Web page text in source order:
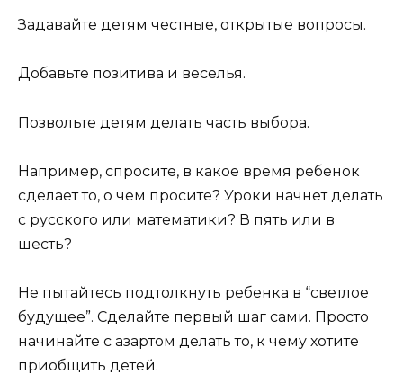
Задавайте детям честные, открытые вопросы.
Добавьте позитива и веселья.
Позвольте детям делать часть выбора.
Например, спросите, в какое время ребенок
сделает то, о чем просите? Уроки начнет делать
с русского или математики? В пять или в
шесть?
Не пытайтесь подтолкнуть ребенка в “светлое
будущее”. Сделайте первый шаг сами. Просто
начинайте с азартом делать то, к чему хотите
приобщить детей.